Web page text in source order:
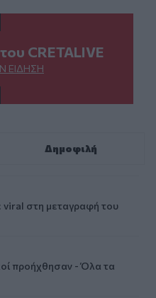
CRETALIVE
ΕΊΔΗΣΗ
Δημοφιλή
viral στη μεταγραφή του
προήχθησαν - Όλα τα